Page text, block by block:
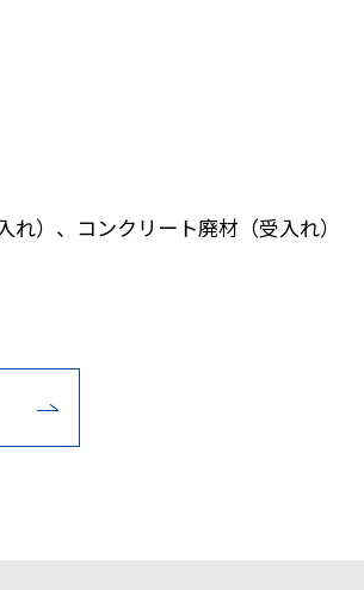
）、コンクリート廃材（受入れ）